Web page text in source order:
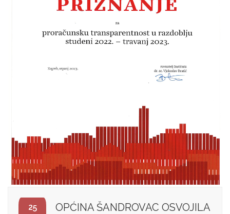
25
OPĆINA ŠANDROVAC OSVOJILA